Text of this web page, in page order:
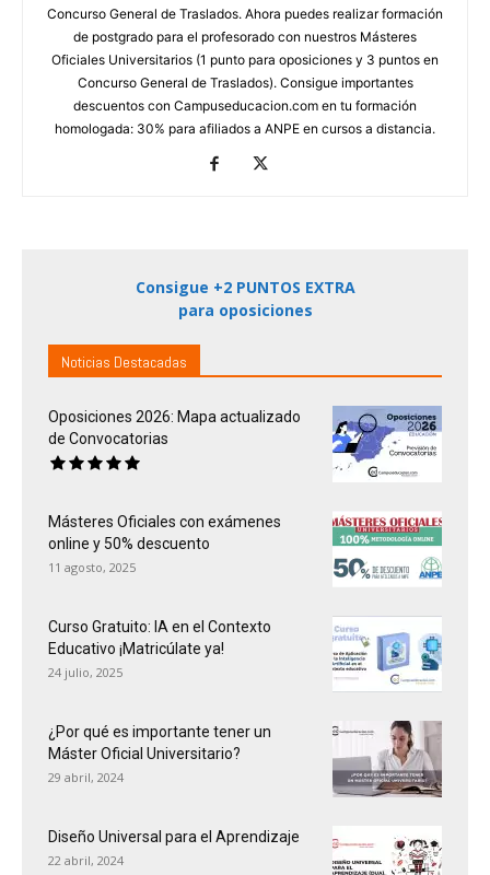
Concurso General de Traslados. Ahora puedes realizar formación
de postgrado para el profesorado con nuestros Másteres
Oficiales Universitarios (1 punto para oposiciones y 3 puntos en
Concurso General de Traslados). Consigue importantes
descuentos con Campuseducacion.com en tu formación
homologada: 30% para afiliados a ANPE en cursos a distancia.
Consigue +2 PUNTOS EXTRA
para oposiciones
Noticias Destacadas
Oposiciones 2026: Mapa actualizado
de Convocatorias
Másteres Oficiales con exámenes
online y 50% descuento
11 agosto, 2025
Curso Gratuito: IA en el Contexto
Educativo ¡Matricúlate ya!
24 julio, 2025
¿Por qué es importante tener un
Máster Oficial Universitario?
29 abril, 2024
Diseño Universal para el Aprendizaje
22 abril, 2024